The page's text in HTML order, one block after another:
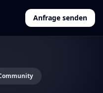
Anfrage senden